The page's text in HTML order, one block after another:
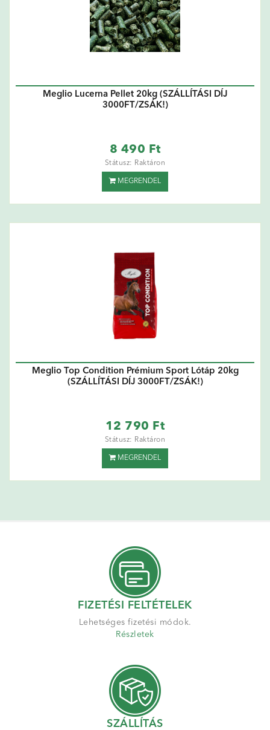
Meglio Lucerna Pellet 20kg (SZÁLLÍTÁSI DÍJ
3000FT/ZSÁK!)
8 490 Ft
Státusz: Raktáron
MEGRENDEL
Meglio Top Condition Prémium Sport Lótáp 20kg
(SZÁLLÍTÁSI DÍJ 3000FT/ZSÁK!)
12 790 Ft
Státusz: Raktáron
MEGRENDEL
FIZETÉSI FELTÉTELEK
Lehetséges fizetési módok.
Részletek
SZÁLLÍTÁS